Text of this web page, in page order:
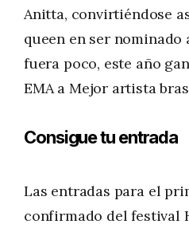
Anitta, convirtiéndose
queen en ser nominado
fuera poco, este año
EMA a Mejor artista
Consigue tu entrada
Las entradas para el
confirmado del festival